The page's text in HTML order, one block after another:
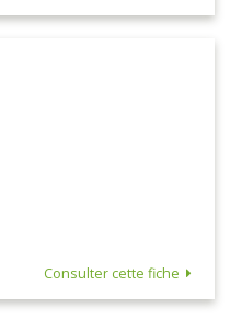
Consulter cette fiche